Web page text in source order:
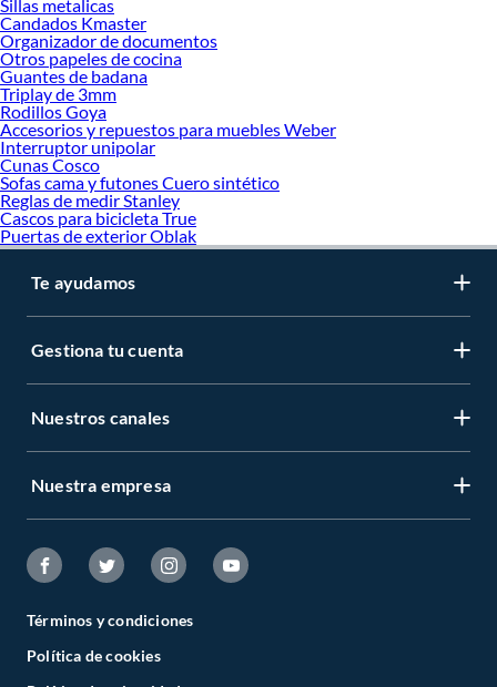
Sillas metalicas
Candados Kmaster
Organizador de documentos
Otros papeles de cocina
Guantes de badana
Triplay de 3mm
Rodillos Goya
Accesorios y repuestos para muebles Weber
Interruptor unipolar
Cunas Cosco
Sofas cama y futones Cuero sintético
Reglas de medir Stanley
Cascos para bicicleta True
Puertas de exterior Oblak
Te ayudamos
Gestiona tu cuenta
Nuestros canales
Nuestra empresa
Términos y condiciones
Política de cookies